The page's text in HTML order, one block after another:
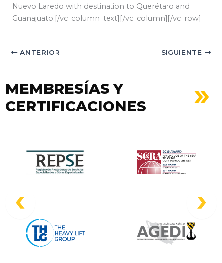
Nuevo Laredo with destination to Querétaro and
Guanajuato.[/vc_column_text][/vc_column][/vc_row]
ANTERIOR SIGUIENTE
MEMBRESÍAS Y
CERTIFICACIONES